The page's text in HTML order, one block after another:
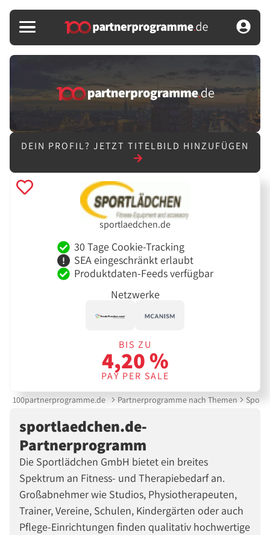
DEIN PROFIL? JETZT TITELBILD HINZUFÜGEN
sportlaedchen.de
30 Tage Cookie-Tracking
SEA eingeschränkt erlaubt
Produktdaten-Feeds verfügbar
Netzwerke
BIS ZU
4,20 %
PAY PER SALE
100partnerprogramme.de Partnerprogramme nach Themen Sport
sportlaedchen.de-
Partnerprogramm
Die Sportlädchen GmbH bietet ein breites
Spektrum an Fitness- und Therapiebedarf an.
Großabnehmer wie Studios, Physiotherapeuten,
Trainer, Vereine, Schulen, Kindergärten oder auch
Pflege-Einrichtungen finden qualitativ hochwertige